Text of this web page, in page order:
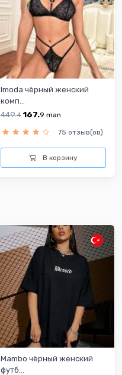
Imoda чёрный женский
комп...
449.4 167.9 man
75 отзыв(ов)
В корзину
Mambo чёрный женский
футб...